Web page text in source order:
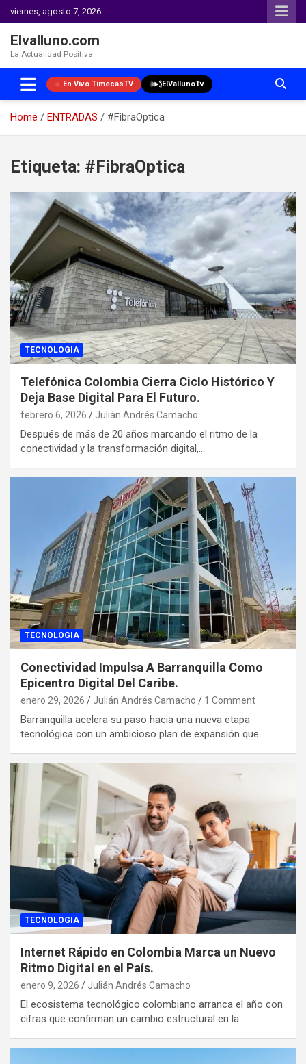
viernes, agosto 7, 2026
Elvalluno.com
La Actualidad Positiva.
En Vivo TimecasTV ElVallunoTv
Home ENTRADAS
#FibraOptica
content
Etiqueta: #FibraOptica
TECNOLOGIA
Telefónica Colombia Cierra Ciclo Histórico Y
Deja Base Digital Para El Futuro.
febrero 6, 2026 Julián Andrés Camacho
Después de más de 20 años marcando el ritmo de la
conectividad y la transformación digital,…
TECNOLOGIA
Conectividad Impulsa A Barranquilla Como
Epicentro Digital Del Caribe.
enero 29, 2026 Julián Andrés Camacho 1 Comment
Barranquilla acelera su paso hacia una nueva etapa
tecnológica con un ambicioso plan de expansión que…
TECNOLOGIA
Internet Rápido en Colombia Marca un Nuevo
Ritmo Digital en el País.
enero 9, 2026 Julián Andrés Camacho
El ecosistema tecnológico colombiano arranca el año con
cifras que confirman un cambio estructural en la…